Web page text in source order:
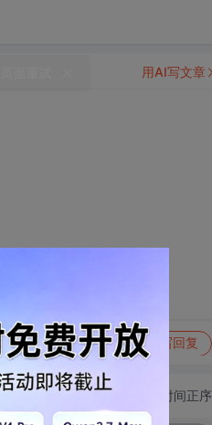
写回复
用AI写文章
切换为时间正序